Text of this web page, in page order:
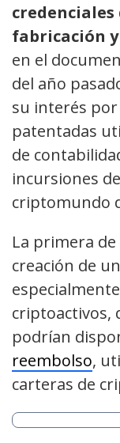
fabricación
en el
del año
su interés
patentadas
de
incursiones
criptomundo
La primera
creación de
criptoactivos,
podrían
reembolso,
carteras de